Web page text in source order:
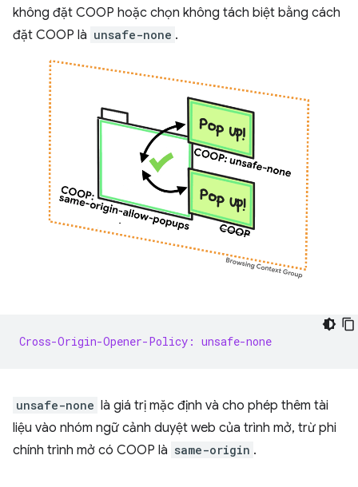
không đặt COOP hoặc chọn không tách biệt bằng cách
đặt COOP là unsafe-none .
Cross-Origin-Opener-Policy: unsafe-none
unsafe-none là giá trị mặc định và cho phép thêm tài
liệu vào nhóm ngữ cảnh duyệt web của trình mở, trừ phi
chính trình mở có COOP là same-origin .